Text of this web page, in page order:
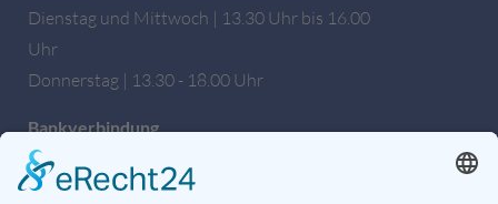
Dienstag und Mittwoch | 13.30 Uhr bis 16.00
Uhr
Donnerstag | 13.30 - 18.00 Uhr
Bankverbindung
Sparkasse Hochfranken
IBAN: DE27 7805 0000 0222 1672 56